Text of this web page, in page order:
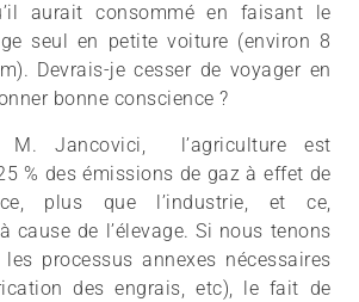
aurait consommé en faisant le
seul en petite voiture (environ 8
Devrais-je cesser de voyager en
bonne conscience ?
M. Jancovici, l’agriculture est
% des émissions de gaz à effet de
plus que l’industrie, et ce,
cause de l’élevage. Si nous tenons
processus annexes nécessaires
des engrais, etc), le fait de